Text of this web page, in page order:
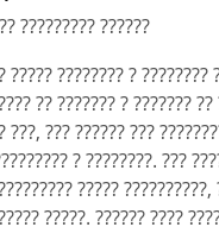
????? ???????? ? ????????
?? ??????? ? ??????? ??
???, ??? ?????? ???
? ????????. ???
????? ??????????,
?????. ?????? ????